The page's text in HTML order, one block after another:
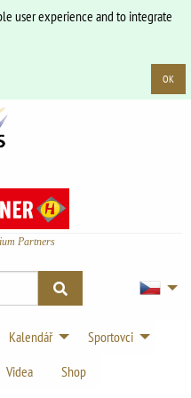
user experience and to integrate
OK
Partners
Kalendář
Sportovci
Videa
Shop